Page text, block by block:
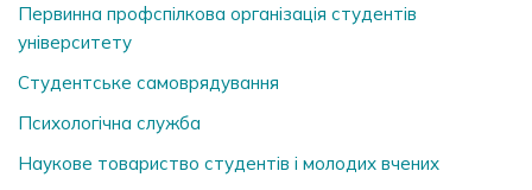
Первинна профспілкова організація студентів
університету
Студентське самоврядування
Психологічна служба
Наукове товариство студентів і молодих вчених